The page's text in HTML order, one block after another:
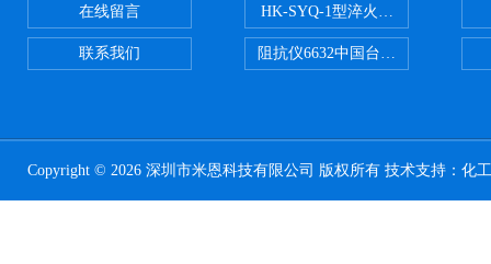
在线留言
联系我们
HK-SYQ-1型淬火介质冷却性能测
阻抗仪6632中国台湾益和
Copyright © 2026 深圳市米恩科技有限公司 版权所有 技术支持： 化